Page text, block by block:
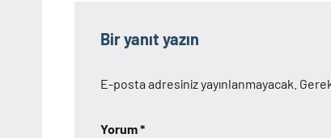
Bir yanıt yazın
E-posta adresiniz yayınlanmayacak.
Yorum*